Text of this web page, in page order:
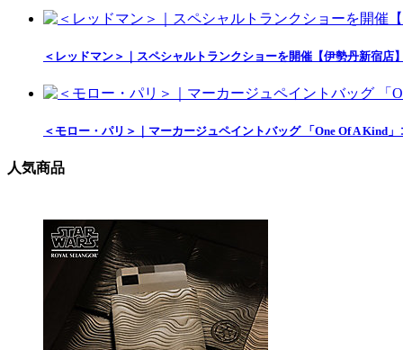
＜レッドマン＞｜スペシャルトランクショーを開催【伊勢丹新宿店
＜モロー・パリ＞｜マーカージュペイントバッグ 「One Of A Kind
人気商品